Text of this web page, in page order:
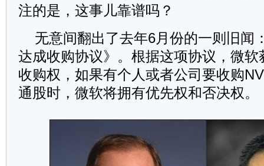
注的是，这事儿靠谱吗？
无意间翻出了去年6月份的一则旧闻
达成收购协议》。根据这项协议，微
收购权，如果有个人或者公司要收购
通股时，微软将拥有优先权和否决权。